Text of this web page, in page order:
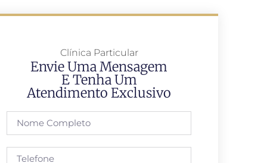
Envie Uma Mensagem
E Tenha Um
Atendimento Exclusivo
Clínica Particular